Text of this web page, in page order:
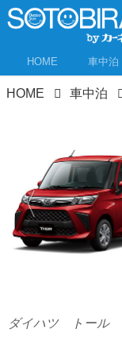
HOME 車中泊
HOME 車中泊
ダイハツ トール